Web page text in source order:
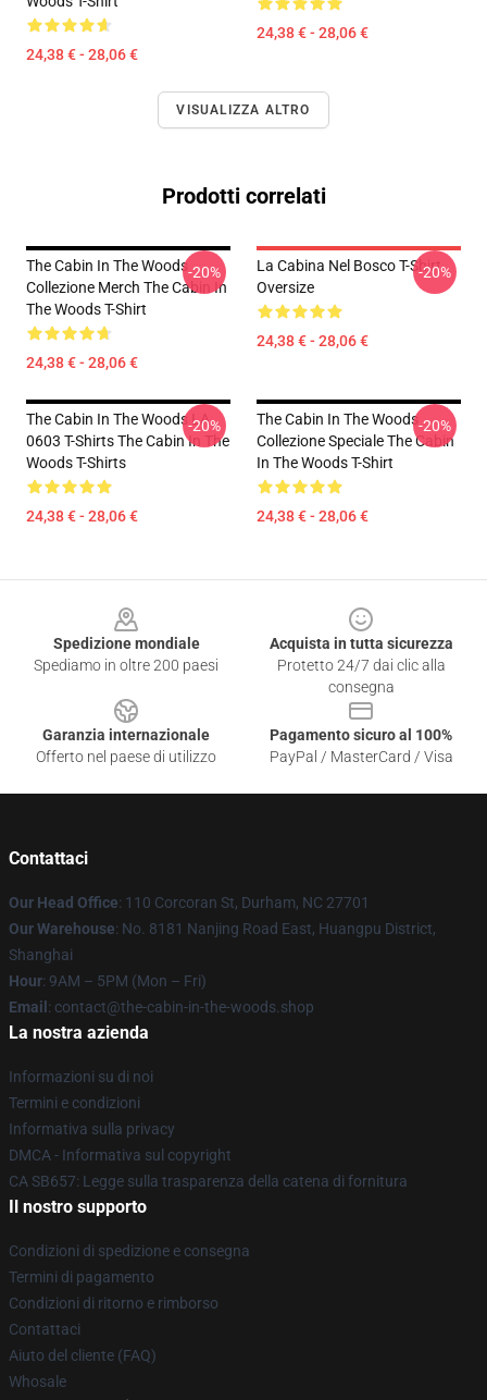
24,38 € - 28,06 €
24,38 € - 28,06 €
VISUALIZZA ALTRO
Prodotti correlati
The Cabin In The Woods
Collezione Merch The Cabin In
The Woods T-Shirt
24,38 € - 28,06 €
-20%
La Cabina Nel Bosco T-Shirt
Oversize
24,38 € - 28,06 €
-20%
The Cabin In The Woods LA
0603 T-Shirts The Cabin In The
Woods T-Shirts
24,38 € - 28,06 €
-20%
The Cabin In The Woods
Collezione Speciale The Cabin
In The Woods T-Shirt
24,38 € - 28,06 €
-20%
Spedizione mondiale
Spediamo in oltre 200 paesi
Acquista in tutta sicurezza
Protetto 24/7 dai clic alla
consegna
Garanzia internazionale
Offerto nel paese di utilizzo
Pagamento sicuro al 100%
PayPal / MasterCard / Visa
Contattaci
Our Head Office: 110 Corcoran St, Durham, NC 27701
Our Warehouse: No. 8181 Nanjing Road East, Huangpu District,
Shanghai
Hour: 9AM – 5PM (Mon – Fri)
Email : contact@the-cabin-in-the-woods.shop
La nostra azienda
Informazioni su di noi
Termini e condizioni
Informativa sulla privacy
DMCA - Informativa sul copyright
CA SB657: Legge sulla trasparenza della catena di fornitura
Il nostro supporto
Condizioni di spedizione e consegna
Termini di pagamento
Condizioni di ritorno e rimborso
Contattaci
Aiuto del cliente (FAQ)
Whosale